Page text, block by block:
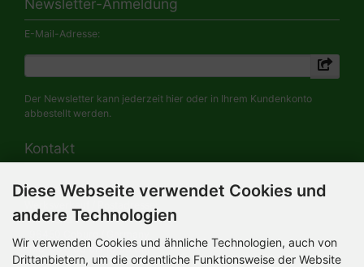
Newsletter-Anmeldung
E-Mail-Adresse:
Der Newsletter kann jederzeit hier oder in Ihrem Kundenkonto
abbestellt werden.
Kontakt
HERMANN-Spielwaren GmbH
Werksverkauf / Postadresse:
Im Grund 9-11
Mo-Do 8.00 bis 16.30 Uhr
Diese Webseite verwendet Cookies und
andere Technologien
Wir verwenden Cookies und ähnliche Technologien, auch von
Drittanbietern, um die ordentliche Funktionsweise der Website